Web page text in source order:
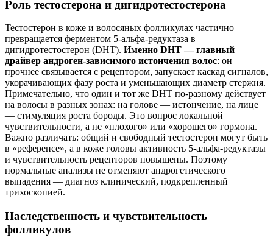
Роль тестостерона и дигидротестостерона
Тестостерон в коже и волосяных фолликулах частично
превращается ферментом 5‑альфа‑редуктаза в
дигидротестостерон (DHT). Именно DHT — главный
драйвер андроген‑зависимого истончения волос: он
прочнее связывается с рецептором, запускает каскад сигналов,
укорачивающих фазу роста и уменьшающих диаметр стержня.
Примечательно, что один и тот же DHT по‑разному действует
на волосы в разных зонах: на голове — истончение, на лице
— стимуляция роста бороды. Это вопрос локальной
чувствительности, а не «плохого» или «хорошего» гормона.
Важно различать: общий и свободный тестостерон могут быть
в «референсе», а в коже головы активность 5‑альфа‑редуктазы
и чувствительность рецепторов повышены. Поэтому
нормальные анализы не отменяют андрогетического
выпадения — диагноз клинический, подкрепленный
трихоскопией.
Наследственность и чувствительность
фолликулов